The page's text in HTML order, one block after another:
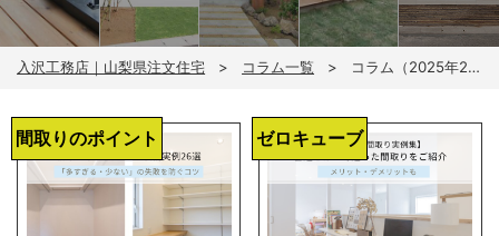
入沢工務店｜山梨県注文住宅 コラム一覧 コラム（2025年2月）
間取りのポイント ゼロキューブ